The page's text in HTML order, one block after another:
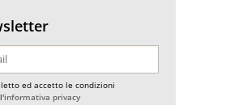
letto ed accetto le condizioni
informativa privacy